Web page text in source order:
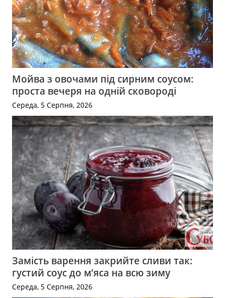
Мойва з овочами під сирним соусом:
проста вечеря на одній сковороді
Середа, 5 Серпня, 2026
Замість варення закрийте сливи так:
густий соус до м’яса на всю зиму
Середа, 5 Серпня, 2026